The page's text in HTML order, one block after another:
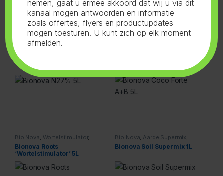
Gerelateerde producten
Bio Nova
Bionova N27% 5L
Bio Nova, Wortelstimulator,
Voeding
Bionova Roots
‘Wortelstimulator’ 5L
Bio Nova, Aarde Supermix,
Voeding
Bionova Soil Supermix 1L
nemen, gaat u ermee akkoord dat wij u via dit
kanaal mogen antwoorden en informatie
zoals offertes, flyers en productupdates
mogen toesturen. U kunt zich op elk moment
afmelden.